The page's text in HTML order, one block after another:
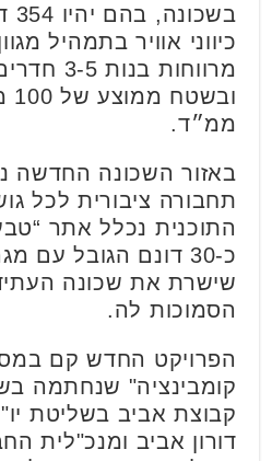
כיווני אוויר בתמהיל
מרווחות
ממ״ד.
באזור השכונה החדשה
תחבורה ציבורית לכל
התוכנית נכלל אתר “טבע
כ-30 דונם הגובל
שישרת את שכונה
הסמוכות לה.
הפרויקט החדש קם
קבוצת אביב בשליטת
דורון אביב ומנכ"לית